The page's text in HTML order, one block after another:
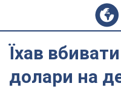
Їхав
долари на